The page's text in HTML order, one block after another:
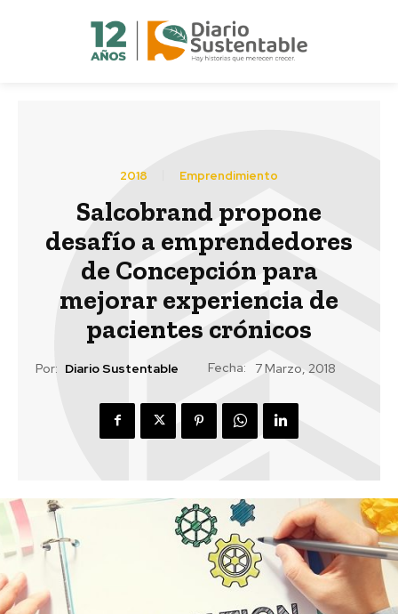
2018 Emprendimiento
Salcobrand propone
desafío a emprendedores
de Concepción para
mejorar experiencia de
pacientes crónicos
Por: Diario Sustentable Fecha: 7 Marzo, 2018